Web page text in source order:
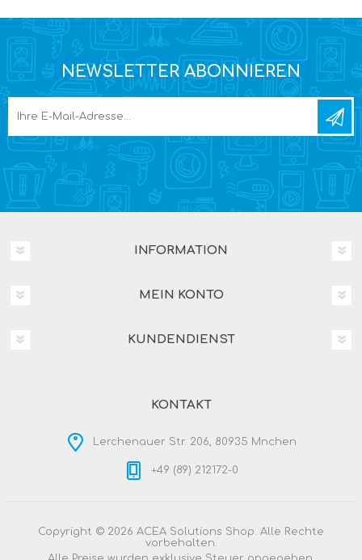
NEWSLETTER ABONNIEREN
INFORMATION
MEIN KONTO
KUNDENDIENST
KONTAKT
Lerchenauer Str. 206, 80935 Mnchen
+49 (89) 212172-0
Copyright © 2026 ACEA Solutions Shop. Alle Rechte
vorbehalten.